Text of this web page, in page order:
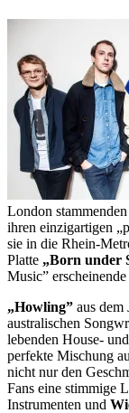
London
ihren einzigartigen
sie in die Rhein-
Platte „Born under
Music”
„Howling” aus
australischen
lebenden House-
perfekte Mischung
nicht nur den
Fans eine stimmige
Instrumenten und